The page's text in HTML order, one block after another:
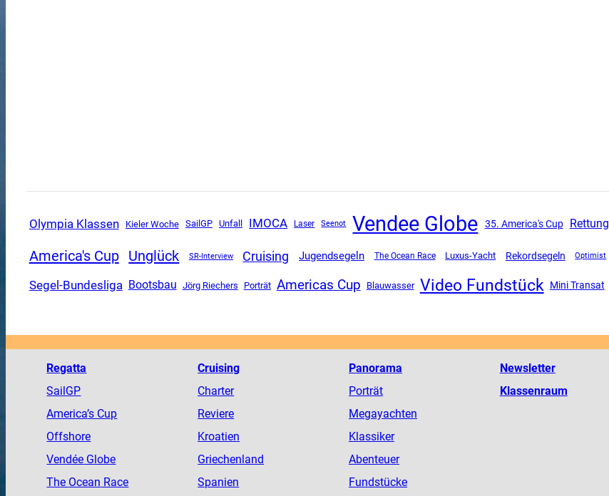
Olympia Klassen Kieler Woche SailGP Unfall IMOCA Laser Seenot Vendee Globe 35. America's Cup Rettung
America's Cup Unglück SR-Interview Cruising Jugendsegeln The Ocean Race Luxus-Yacht Rekordsegeln Optimist
Segel-Bundesliga Bootsbau Jörg Riechers Porträt Americas Cup Blauwasser Video Fundstück Mini Transat
Regatta
SailGP
America’s Cup
Offshore
Vendée Globe
The Ocean Race
Cruising
Charter
Reviere
Kroatien
Griechenland
Spanien
Panorama
Porträt
Megayachten
Klassiker
Abenteuer
Fundstücke
Newsletter
Klassenraum